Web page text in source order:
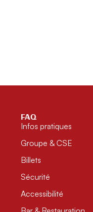
FAQ
Infos pratiques
Groupe & CSE
Billets
Sécurité
Accessibilité